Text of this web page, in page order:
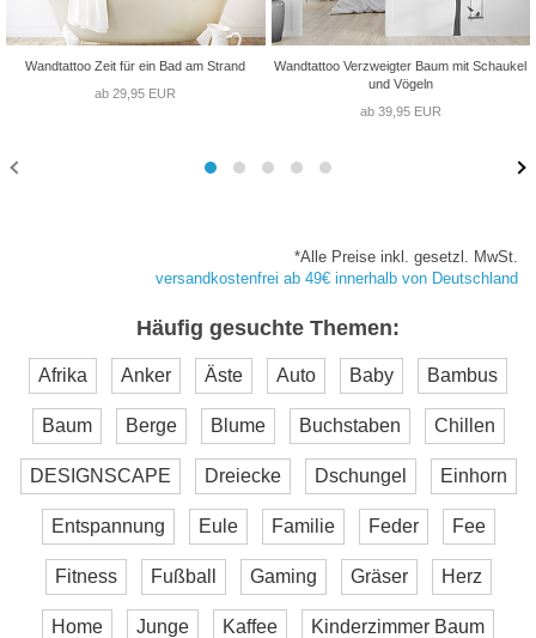
Wandtattoo Zeit für ein Bad am Strand
ab 29,95 EUR
Wandtattoo Verzweigter Baum mit Schaukel
und Vögeln
ab 39,95 EUR
*Alle Preise inkl. gesetzl. MwSt.
versandkostenfrei ab 49€ innerhalb von Deutschland
Häufig gesuchte Themen:
Afrika Anker Äste Auto Baby Bambus
Baum Berge Blume Buchstaben Chillen
DESIGNSCAPE Dreiecke Dschungel Einhorn
Entspannung Eule Familie Feder Fee
Fitness Fußball Gaming Gräser Herz
Home Junge Kaffee Kinderzimmer Baum